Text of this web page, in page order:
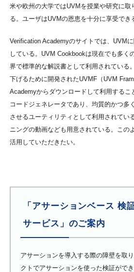
米や欧州の大学ではUVMを授業や研究に取
る。ユーザはUVMの恩恵を十分に享受でき
Verification Academyのサイトでは、UVM
している。UVM Cookbookは現在でも多く
界で標準的な解説書として利用されている
下げるために開発されたUVMF（UVM
Academyからダウンロードして利用するこ
コードジェネレータであり、均質的かつ多
させるユーティリティとして利用されてい
ニングの動画なども用意されている。この
活用していただきたい。
「アサーションベース 検
サービス」のご案内
アサーションを導入する際の障壁を取
クトでアサーションを使った検証がで